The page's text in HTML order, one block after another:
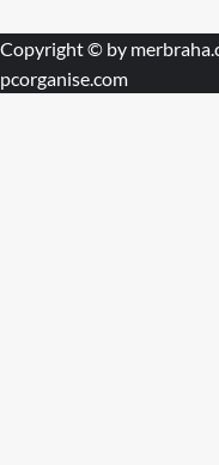
Copyright © by
pcorganise.com